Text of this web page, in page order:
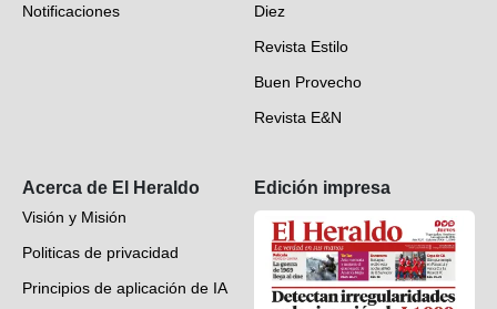
Videos
Notificaciones
Diez
Revista Estilo
Buen Provecho
Revista E&N
Acerca de El Heraldo
Visión y Misión
Politicas de privacidad
Principios de aplicación de IA
Edición impresa